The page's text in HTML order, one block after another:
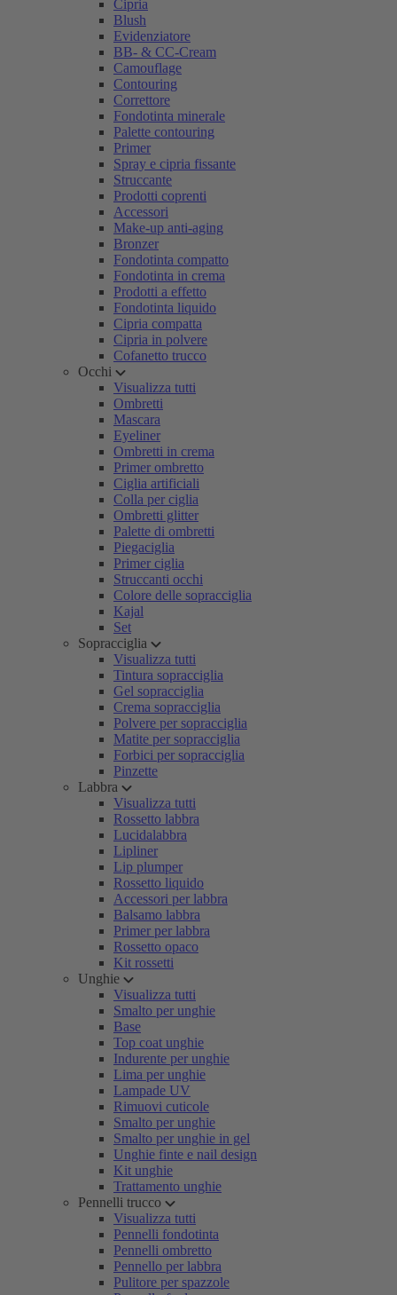
Cipria
Blush
Evidenziatore
BB- & CC-Cream
Camouflage
Contouring
Correttore
Fondotinta minerale
Palette contouring
Primer
Spray e cipria fissante
Struccante
Prodotti coprenti
Accessori
Make-up anti-aging
Bronzer
Fondotinta compatto
Fondotinta in crema
Prodotti a effetto
Fondotinta liquido
Cipria compatta
Cipria in polvere
Cofanetto trucco
Occhi
Visualizza tutti
Ombretti
Mascara
Eyeliner
Ombretti in crema
Primer ombretto
Ciglia artificiali
Colla per ciglia
Ombretti glitter
Palette di ombretti
Piegaciglia
Primer ciglia
Struccanti occhi
Colore delle sopracciglia
Kajal
Set
Sopracciglia
Visualizza tutti
Tintura sopracciglia
Gel sopracciglia
Crema sopracciglia
Polvere per sopracciglia
Matite per sopracciglia
Forbici per sopracciglia
Pinzette
Labbra
Visualizza tutti
Rossetto labbra
Lucidalabbra
Lipliner
Lip plumper
Rossetto liquido
Accessori per labbra
Balsamo labbra
Primer per labbra
Rossetto opaco
Kit rossetti
Unghie
Visualizza tutti
Smalto per unghie
Base
Top coat unghie
Indurente per unghie
Lima per unghie
Lampade UV
Rimuovi cuticole
Smalto per unghie
Smalto per unghie in gel
Unghie finte e nail design
Kit unghie
Trattamento unghie
Pennelli trucco
Visualizza tutti
Pennelli fondotinta
Pennelli ombretto
Pennello per labbra
Pulitore per spazzole